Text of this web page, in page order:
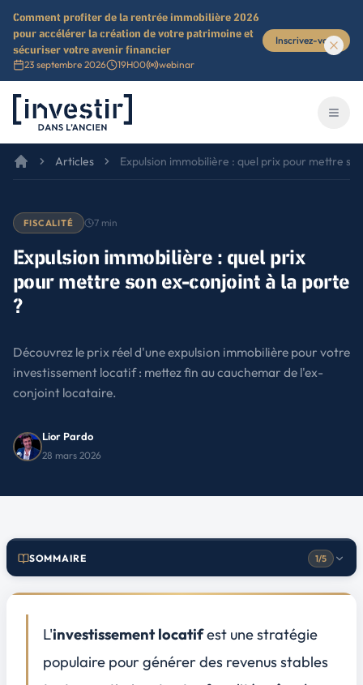
Comment profiter de la rentrée immobilière 2026
pour accélérer la création de votre patrimoine et
sécuriser votre avenir financier
23 septembre 2026 19H00 webinar
Inscrivez-vous
Investir dans l'ancien
Articles Expulsion immobilière : quel prix pour mettre
FISCALITÉ 7min
Expulsion immobilière : quel prix
pour mettre son ex-conjoint à la porte
?
Découvrez le prix réel d'une expulsion immobilière pour votre
investissement locatif : mettez fin au cauchemar de l'ex-
conjoint locataire.
Lior Pardo
28 mars 2026
SOMMAIRE 1/5
La décision de justice : première étape indispensable
2
Coûts juridiques : avocats et frais de tribunal
Frais d'huissier et de mise en œuvre de l'expulsion
L'investissement locatifest une stratégie
populaire pour générer des revenus stables